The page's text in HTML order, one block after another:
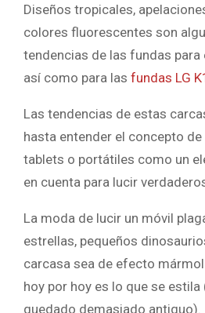
Diseños tropicales,
colores fluorescentes son
tendencias de las fundas
así como para las fundas LG
Las tendencias de estas
hasta entender el concepto
tablets o portátiles como un
en cuenta para lucir
La moda de lucir un móvil
estrellas, pequeños
carcasa sea de efecto
hoy por hoy es lo que se
quedado demasiado antiguo).